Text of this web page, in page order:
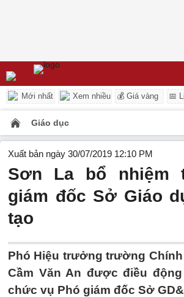
Mới nhất Xem nhiều 💰 Giá vàng 📅
Giáo dục
Xuất bản ngày 30/07/2019 12:10 PM
Sơn La bổ nhiệm
giám đốc Sở Giáo
tạo
Phó Hiệu trưởng trường
Cầm Văn An được điều
chức vụ Phó giám đốc Sở